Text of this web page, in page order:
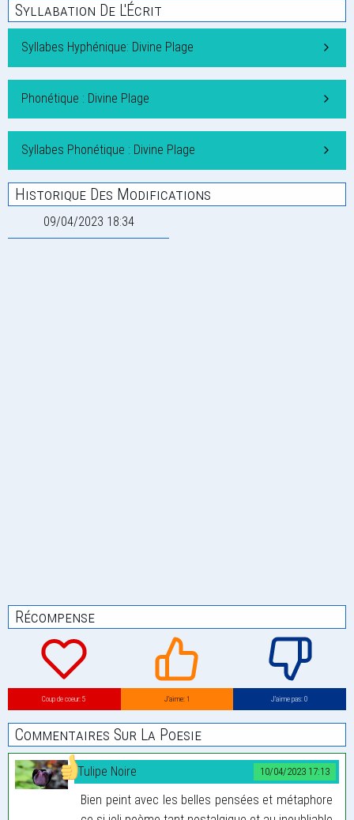
Syllabation De L'Écrit
Syllabes Hyphénique: Divine Plage
Phonétique : Divine Plage
Syllabes Phonétique : Divine Plage
Historique Des Modifications
09/04/2023 18:34
Récompense
Coup de coeur: 5 J’aime: 1 J’aime pas: 0
Commentaires Sur La Poesie
10/04/2023 17:13
Tulipe Noire
Bien peint avec les belles pensées et métaphore